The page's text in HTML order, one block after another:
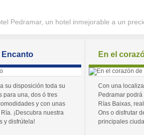
Pedramar, un hotel inmejorable a un
Encanto
su disposición toda su
para una, dos ó tres
y con unas
¡Descubra nuestra
y disfrútela!
En el
Con una
Pedramar
Rías Baixas,
Ons o disfrutar
principales